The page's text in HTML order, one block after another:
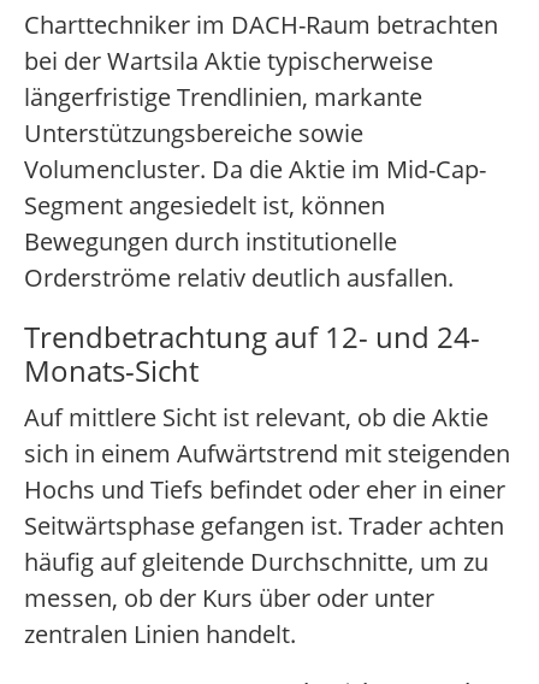
Charttechniker im DACH-Raum betrachten
bei der Wartsila Aktie typischerweise
längerfristige Trendlinien, markante
Unterstützungsbereiche sowie
Volumencluster. Da die Aktie im Mid-Cap-
Segment angesiedelt ist, können
Bewegungen durch institutionelle
Orderströme relativ deutlich ausfallen.
Trendbetrachtung auf 12- und 24-
Monats-Sicht
Auf mittlere Sicht ist relevant, ob die Aktie
sich in einem Aufwärtstrend mit steigenden
Hochs und Tiefs befindet oder eher in einer
Seitwärtsphase gefangen ist. Trader achten
häufig auf gleitende Durchschnitte, um zu
messen, ob der Kurs über oder unter
zentralen Linien handelt.